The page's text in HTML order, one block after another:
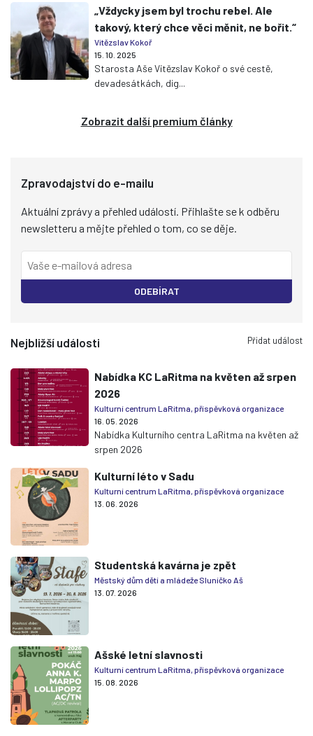
„Vždycky jsem byl trochu rebel. Ale
takový, který chce věci měnit, ne bořit.“
Vítězslav Kokoř
15. 10. 2025
Starosta Aše Vítězslav Kokoř o své cestě,
devadesátkách, dig...
Zobrazit další premium články
Zpravodajství do e-mailu
Aktuální zprávy a přehled událostí. Přihlašte se k odběru
newsletteru a mějte přehled o tom, co se děje.
ODEBÍRAT
Nejbližší události Přidat událost
Nabídka KC LaRitma na květen až srpen
2026
Kulturní centrum LaRitma, příspěvková organizace
16. 05. 2026
Nabídka Kulturního centra LaRitma na květen až
srpen 2026
Kulturní léto v Sadu
Kulturní centrum LaRitma, příspěvková organizace
13. 06. 2026
Studentská kavárna je zpět
Městský dům dětí a mládeže Sluníčko Aš
13. 07. 2026
Ašské letní slavnosti
Kulturní centrum LaRitma, příspěvková organizace
15. 08. 2026